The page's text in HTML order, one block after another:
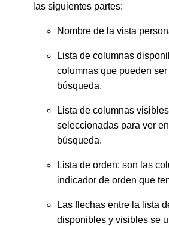
las siguientes partes:
Nombre de la vista
Lista de columnas
columnas que pueden
búsqueda.
Lista de columnas
seleccionadas para ver
búsqueda.
Lista de orden: son las
indicador de orden que
Las flechas entre la lista
disponibles y visibles se